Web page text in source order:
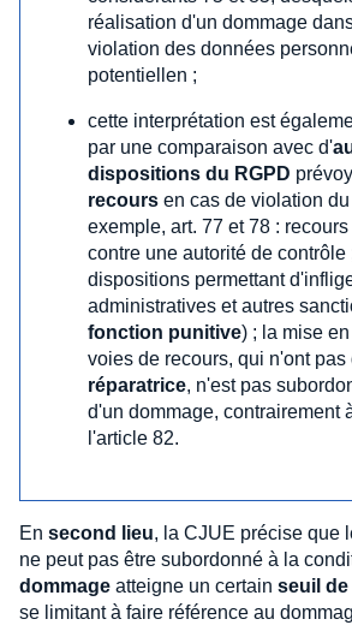
réalisation d'un dommage
violation des données
potentiellen ;
cette interprétation est
par une comparaison avec d'
dispositions du RGPD
recours en cas de violation
exemple, art. 77 et 78 :
contre une autorité de contrôle
dispositions permettant
administratives et autres
fonction punitive) ; la mise
voies de recours, qui n'ont pas
réparatrice, n'est pas
d'un dommage, contrairement
l'article 82.
En second lieu, la CJUE précise que
ne peut pas être subordonné à la
dommage atteigne un certain seuil
se limitant à faire référence au